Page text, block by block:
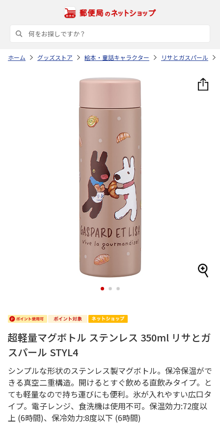
ホーム グッズストア 絵本・童話キャラクター リサとガスパール
1 2 3
超軽量マグボトル ステンレス 350ml リサとガ
スパール STYL4
シンプルな形状のステンレス製マグボトル。保冷保温がで
きる真空二重構造。開けるとすぐ飲める直飲みタイプ。と
ても軽量なので持ち運びにも便利。氷が入れやすい広口タ
イプ。電子レンジ、食洗機は使用不可。保温効力:72度以
上 (6時間)、保冷効力:8度以下 (6時間)